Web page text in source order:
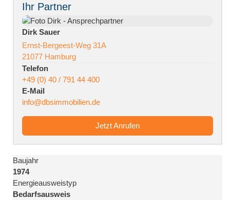
Ihr Partner
Dirk Sauer
Ernst-Bergeest-Weg 31A
21077 Hamburg
Telefon
+49 (0) 40 / 791 44 400
E-Mail
info@dbsimmobilien.de
Jetzt Anrufen
Baujahr
1974
Energie­ausweistyp
Bedarfsausweis